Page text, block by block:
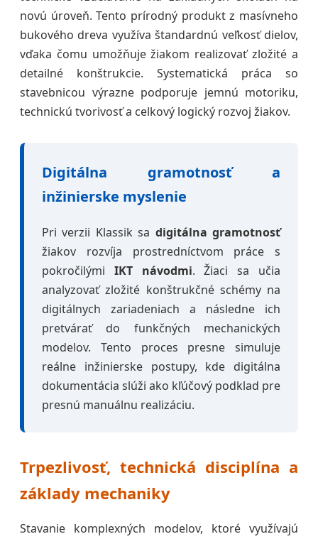
novú úroveň. Tento prírodný produkt z masívneho
bukového dreva využíva štandardnú veľkosť dielov,
vďaka čomu umožňuje žiakom realizovať zložité a
detailné konštrukcie. Systematická práca so
stavebnicou výrazne podporuje jemnú motoriku,
technickú tvorivosť a celkový logický rozvoj žiakov.
Digitálna gramotnosť a
inžinierske myslenie
Pri verzii Klassik sa digitálna gramotnosť
žiakov rozvíja prostredníctvom práce s
pokročilými IKT návodmi. Žiaci sa učia
analyzovať zložité konštrukčné schémy na
digitálnych zariadeniach a následne ich
pretvárať do funkčných mechanických
modelov. Tento proces presne simuluje
reálne inžinierske postupy, kde digitálna
dokumentácia slúži ako kľúčový podklad pre
presnú manuálnu realizáciu.
Trpezlivosť, technická disciplína a
základy mechaniky
Stavanie komplexných modelov, ktoré využívajú